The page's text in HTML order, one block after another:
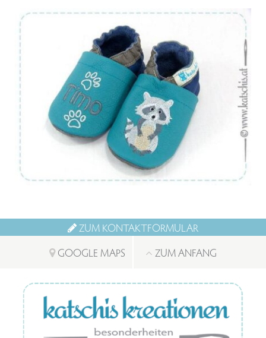
Von:
ZUM KONTAKTFORMULAR
GOOGLE MAPS
ZUM ANFANG